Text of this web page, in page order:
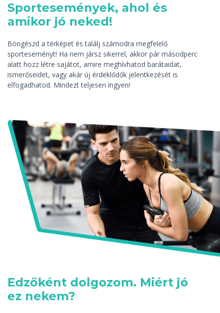
Sportesemények, ahol és
amikor jó neked!
Böngészd a térképet és találj számodra megfelelő
sporteseményt! Ha nem jársz sikerrel, akkor pár másodperc
alatt hozz létre sajátot, amire meghívhatod barátaidat,
ismerőseidet, vagy akár új érdeklődők jelentkezését is
elfogadhatod. Mindezt teljesen ingyen!
Edzőként dolgozom. Miért jó
ez nekem?